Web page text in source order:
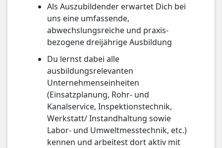
Als Auszubildender erwartet Dich bei
uns eine umfassende,
abwechslungsreiche und praxis­
bezogene dreijährige Ausbildung
Du lernst dabei alle
ausbildungsrelevanten
Unternehmenseinheiten
(Einsatzplanung, Rohr- und
Kanalservice, Inspektionstechnik,
Werkstatt/ Instandhaltung sowie
Labor- und Umweltmesstechnik, etc.)
kennen und arbeitest dort aktiv mit